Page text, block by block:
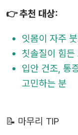
👉 추천 대상:
잇몸이 자주
칫솔질이 힘
입안 건조, 통
고민하는 분
📝 마무리 TIP